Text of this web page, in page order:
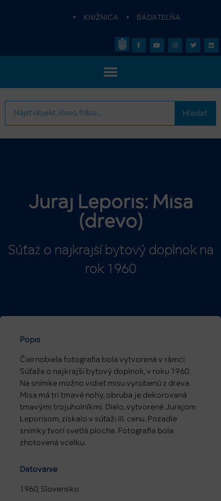
• KNIŽNICA • BÁDATEĽŇA
Hľadať
Juraj Leporis: Misa
(drevo)
Súťaž o najkrajší bytový doplnok na
rok 1960
Popis
Čiernobiela fotografia bola vytvorená v rámci
Súťaže o najkrajší bytový doplnok, v roku 1960.
Na snímke možno vidieť misu vyrobenú z dreva.
Misa má tri tmavé nohy, obruba je dekorovaná
tmavými trojuholníkmi. Dielo, vytvorené Jurajom
Leporisom, získalo v súťaži III. cenu. Pozadie
snímky tvorí svetlá plocha. Fotografia bola
zhotovená vcelku.
Datovanie
1960, Slovensko